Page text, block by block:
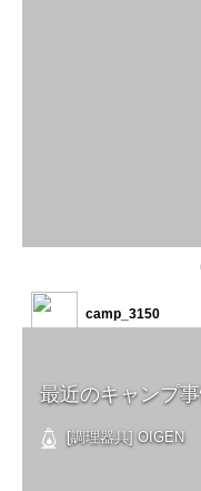
最近のキャンプ事
[調理器具] OIGEN
camp_3150